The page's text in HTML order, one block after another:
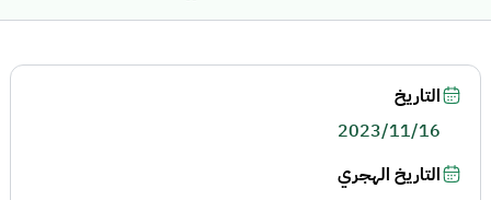
التاريخ
2023/11/16
التاريخ الهجري